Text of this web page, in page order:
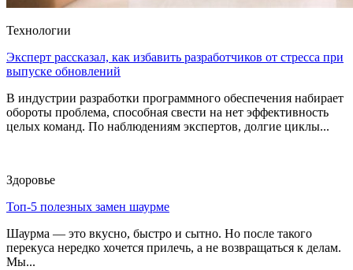
Технологии
Эксперт рассказал, как избавить разработчиков от стресса при
выпуске обновлений
В индустрии разработки программного обеспечения набирает
обороты проблема, способная свести на нет эффективность
целых команд. По наблюдениям экспертов, долгие циклы...
Здоровье
Топ-5 полезных замен шаурме
Шаурма — это вкусно, быстро и сытно. Но после такого
перекуса нередко хочется прилечь, а не возвращаться к делам.
Мы...